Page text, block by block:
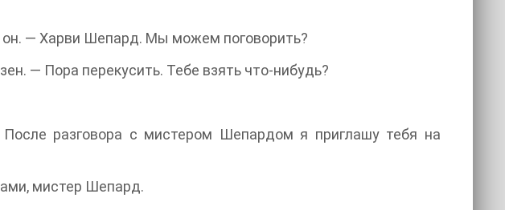
— Харви Шепард. Мы можем поговорить?
— Пора перекусить. Тебе взять что-нибудь?
разговора с мистером Шепардом я приглашу тебя на
мистер Шепард.